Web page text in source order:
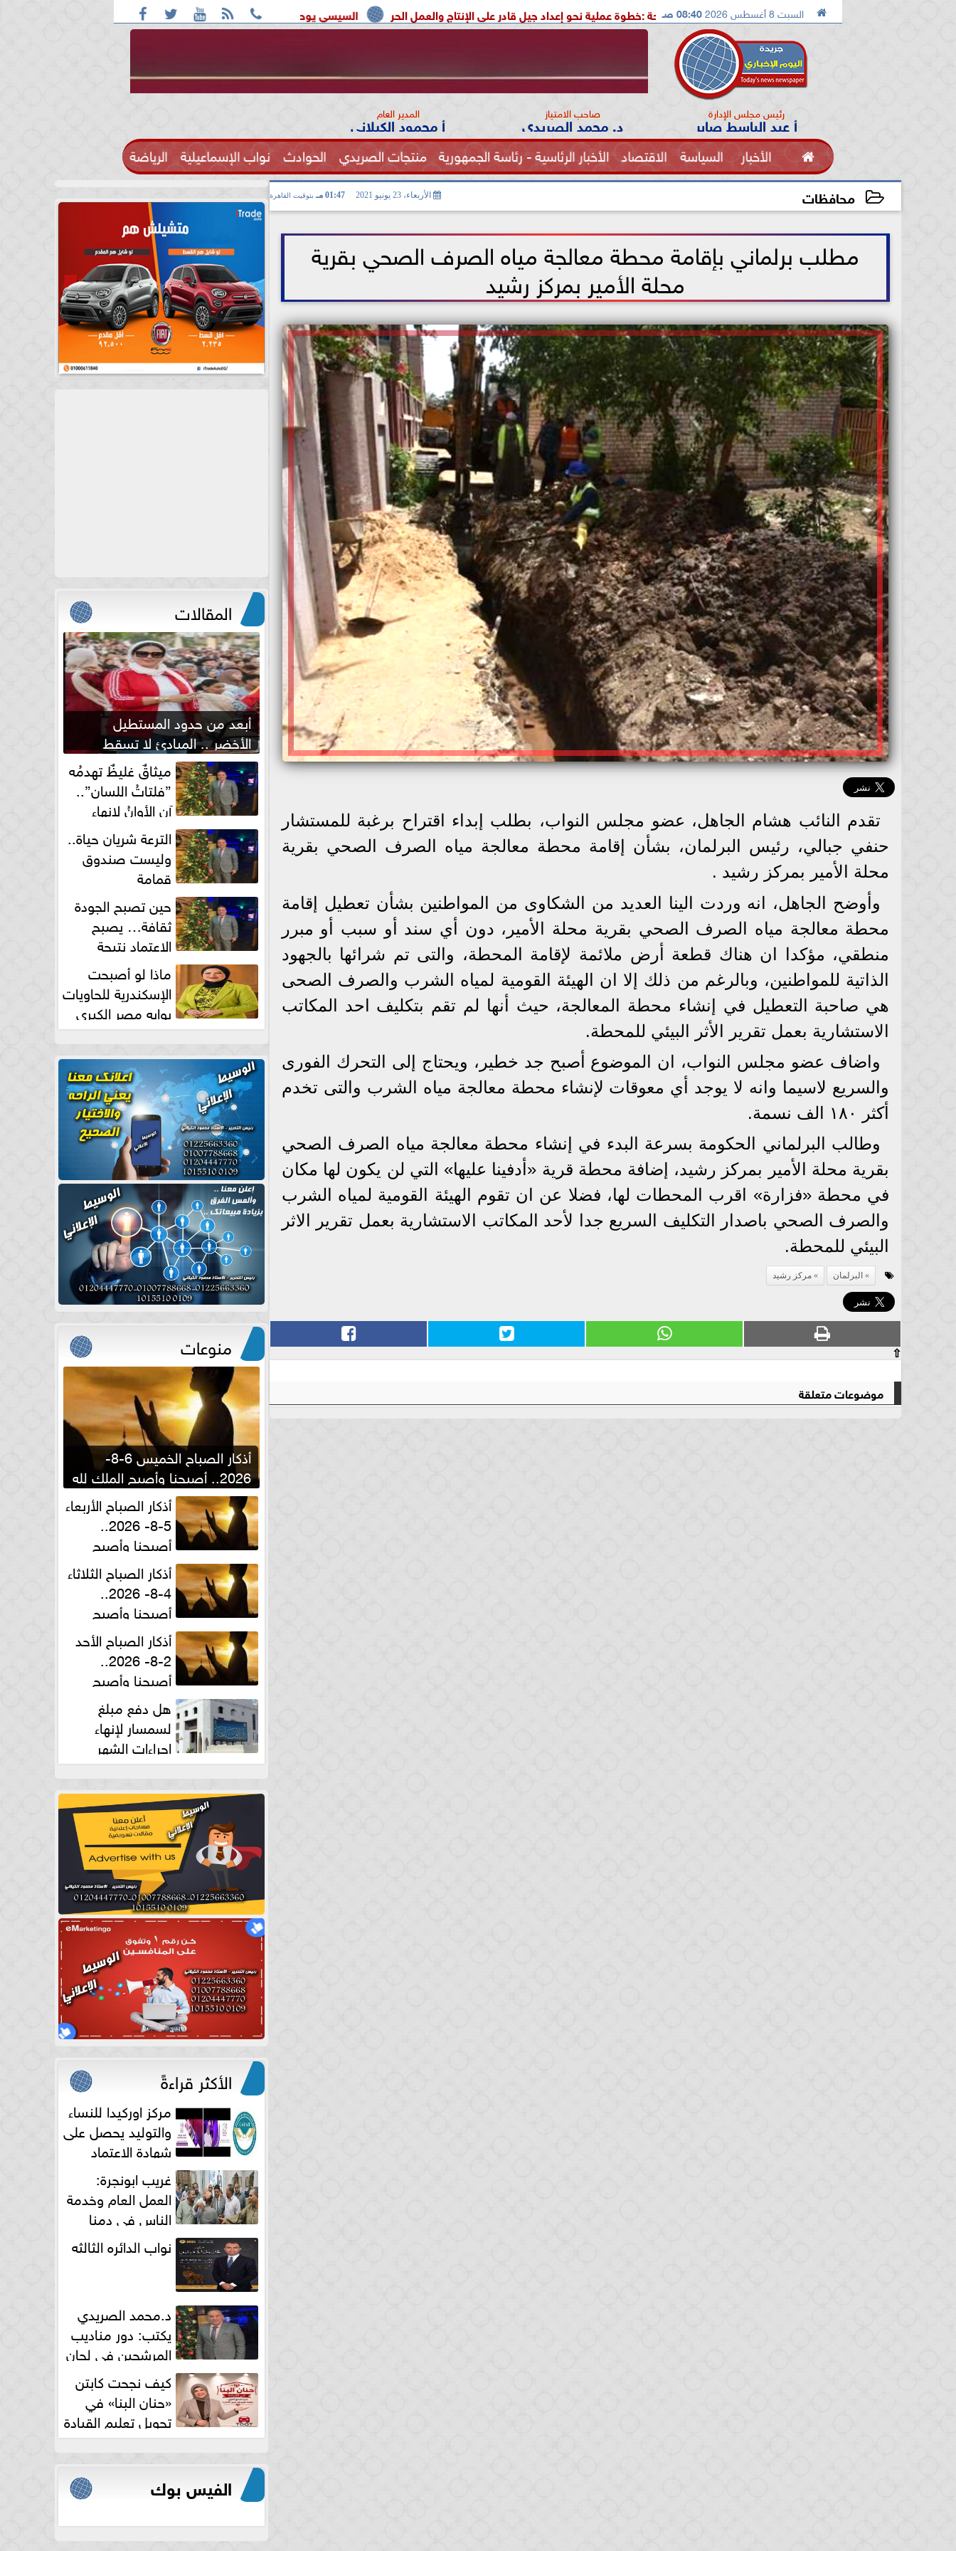
      السبت 8 أغسطس 2026 08:40 صـ ترامب مجلس السلام العالمي ينزع سلاح حماس السيسي يوحد السودان و ليبيا و اليمن شيحة :خطوة عملية نحو إعداد جيل قادر على الإنتاج والعمل الحر كل وطنى لمواجهة التحديات
رئيس مجلس الإدارة
أ عبد الباسط صابر صاحب الامتياز
د. محمد الصريدي المدير العام
أ محمود الكيلاني
 الأخبار السياسة الاقتصاد الأخبار الرئاسية - رئاسة الجمهورية منتجات الصريدي الحوادث نواب الإسماعيلية الرياضة
الفنون الصحة محافظات الأربعاء، 23 يونيو 2021 01:47 مـ بتوقيت القاهرة
مطلب برلماني بإقامة محطة معالجة مياه الصرف الصحي بقرية
محلة الأمير بمركز رشيد
تقدم النائب هشام الجاهل، عضو مجلس النواب، بطلب إبداء اقتراح برغبة للمستشار
حنفي جبالي، رئيس البرلمان، بشأن إقامة محطة معالجة مياه الصرف الصحي بقرية
محلة الأمير بمركز رشيد .
وأوضح الجاهل، انه وردت الينا العديد من الشكاوى من المواطنين بشأن تعطيل إقامة
محطة معالجة مياه الصرف الصحي بقرية محلة الأمير، دون أي سند أو سبب أو مبرر
منطقي، مؤكدا ان هناك قطعة أرض ملائمة لإقامة المحطة، والتى تم شرائها بالجهود
الذاتية للمواطنين، وبالرغم من ذلك إلا ان الهيئة القومية لمياه الشرب والصرف الصحى
هي صاحبة التعطيل في إنشاء محطة المعالجة، حيث أنها لم تقم بتكليف احد المكاتب
الاستشارية بعمل تقرير الأثر البيئي للمحطة.
واضاف عضو مجلس النواب، ان الموضوع أصبح جد خطير، ويحتاج إلى التحرك الفورى
والسريع لاسيما وانه لا يوجد أي معوقات لإنشاء محطة معالجة مياه الشرب والتى تخدم
أكثر ١٨٠ الف نسمة.
وطالب البرلماني الحكومة بسرعة البدء في إنشاء محطة معالجة مياه الصرف الصحي
بقرية محلة الأمير بمركز رشيد، إضافة محطة قرية «أدفينا عليها» التي لن يكون لها مكان
في محطة «فزارة» اقرب المحطات لها، فضلا عن ان تقوم الهيئة القومية لمياه الشرب
والصرف الصحي باصدار التكليف السريع جدا لأحد المكاتب الاستشارية بعمل تقرير الاثر
البيئي للمحطة.
البرلمان مركز رشيد
⇧
موضوعات متعلقة
المقالات
أبعد من حدود المستطيل
الأخضر .. المبادئ لا تسقط
بصفارة الحكم ميثاقٌ غليظٌ تهدمُه
”فلتاتُ اللسان”..
آن الأوانُ لإنهاءِ
فوضى الطلاق الشفهي!الترعة شريان حياة..
وليست صندوق
قمامة
حين تصبح الجودة
ثقافة… يصبح
الاعتماد نتيجة
طبيعية
ماذا لو أصبحت
الإسكندرية للحاويات
بوابه مصر الكبري
للتجارة العالمية بقلم د...
منوعات
أذكار الصباح الخميس 6-8-
2026.. أصبحنا وأصبح الملك لله
والحمد لله
أذكار الصباح الأربعاء
5-8- 2026..
أصبحنا وأصبح
الملك لله والحمد للهأذكار الصباح الثلاثاء
4-8- 2026..
أصبحنا وأصبح
الملك لله والحمد للهأذكار الصباح الأحد
2-8- 2026..
أصبحنا وأصبح
الملك لله والحمد للههل دفع مبلغ
لسمسار لإنهاء
إجراءات الشهر
العقارى حلال؟.. أمين الفتوى يجيب
الأكثر قراءةً
مركز اوركيدا للنساء
والتوليد يحصل على
شهادة الاعتماد
الكامل
غريب ابونجرة:
العمل العام وخدمة
الناس فى دمنا
نواب الدائره الثالثه
د.محمد الصريدي
يكتب: دور مناديب
المرشحين في لجان
الانتخابات
كيف نجحت كابتن
«حنان البنا» في
تحويل تعليم القيادة
النسائية من خوف...
الفيس بوك